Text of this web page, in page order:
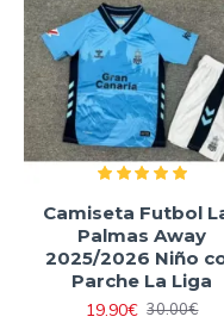
Camiseta Futbol
Palmas Away
2025/2026 Niño
Parche La Liga
19.90€ 30.00€